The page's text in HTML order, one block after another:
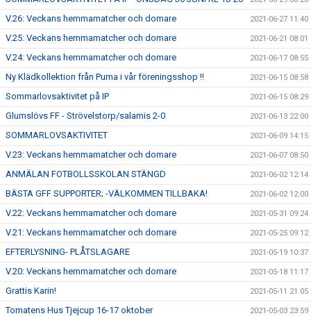
V.26: Veckans hemmamatcher och domare 2021-06-27 11:40
V.25: Veckans hemmamatcher och domare 2021-06-21 08:01
V.24: Veckans hemmamatcher och domare 2021-06-17 08:55
Ny Klädkollektion från Puma i vår föreningsshop !! 2021-06-15 08:58
Sommarlovsaktivitet på IP 2021-06-15 08:29
Glumslövs FF - Strövelstorp/salamis 2-0 2021-06-13 22:00
SOMMARLOVSAKTIVITET 2021-06-09 14:15
V.23: Veckans hemmamatcher och domare 2021-06-07 08:50
ANMÄLAN FOTBOLLSSKOLAN STÄNGD 2021-06-02 12:14
BÄSTA GFF SUPPORTER; -VÄLKOMMEN TILLBAKA! 2021-06-02 12:00
V.22: Veckans hemmamatcher och domare 2021-05-31 09:24
V.21: Veckans hemmamatcher och domare 2021-05-25 09:12
EFTERLYSNING- PLÅTSLAGARE 2021-05-19 10:37
V.20: Veckans hemmamatcher och domare 2021-05-18 11:17
Grattis Karin! 2021-05-11 21:05
Tomatens Hus Tjejcup 16-17 oktober 2021-05-03 23:59